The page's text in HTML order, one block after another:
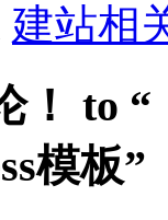
建站相
！ to
模板”